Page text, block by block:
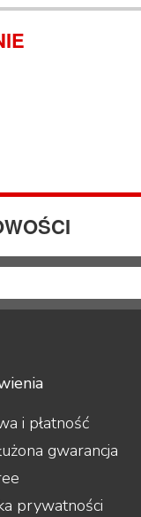
i płatność
gwarancja
prywatności